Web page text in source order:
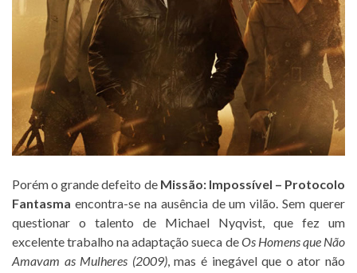
Porém o grande defeito de Missão: Impossível – Protocolo
Fantasma encontra-se na ausência de um vilão. Sem querer
questionar o talento de Michael Nyqvist, que fez um
excelente trabalho na adaptação sueca deOs Homens que Não
Amavam as Mulheres (2009), mas é inegável que o ator não